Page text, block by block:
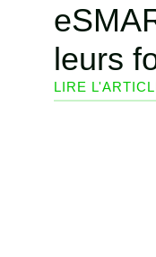
leurs
LIRE